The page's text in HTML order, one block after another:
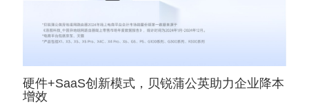
硬件+SaaS创新模式，贝锐蒲公英助力企业降本
增效